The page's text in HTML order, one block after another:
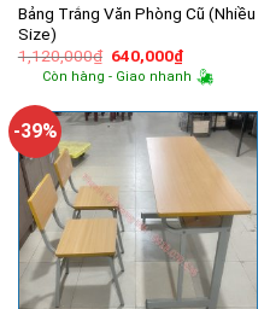
Bảng Trắng Văn Phòng Cũ (Nhiều
Size)
1,120,000₫ Giá
gốc
là:
640,000₫Giá
hiện
tại
640,000₫.
Còn hàng - Giao nhanh
-39%